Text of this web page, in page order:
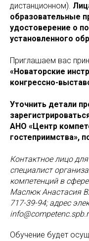
дистанционном).
образовательные
удостоверение о
установленного
Приглашаем вас
«Новаторские
конгрессно-
Уточнить детали
АНО «Центр
гостеприимства»,
Контактное лицо
специалист
компетенций в
Маслюк Анастасия
717-39-94; адрес
Обучение будет